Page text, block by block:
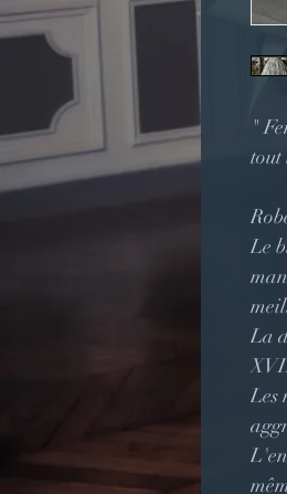
"
tout
Le
La
Les